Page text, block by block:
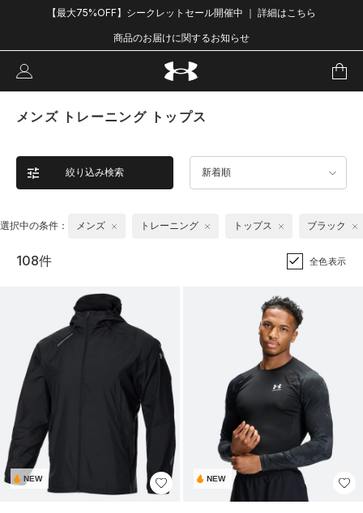
【最大75%OFF】シークレットセール開催中 ｜ 詳細はこちら
商品のお届けに関するお知らせ
メンズ トレーニング トップス
絞り込み検索 新着順
選択中の条件： メンズ トレーニング トップス ブラック
108件 全色表示
NEW NEW